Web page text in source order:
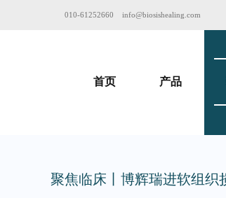
010-61252660 info@biosishealing.com
首页 产品
聚焦临床丨博辉瑞进软组织